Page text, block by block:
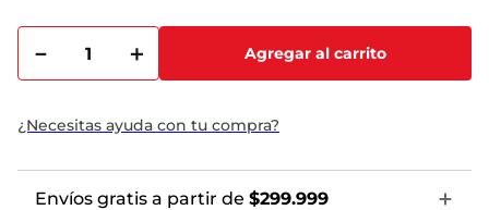
＋
－ Agregar al carrito
¿Necesitas ayuda con tu compra?
Envíos gratis a partir de $299.999
9.
river